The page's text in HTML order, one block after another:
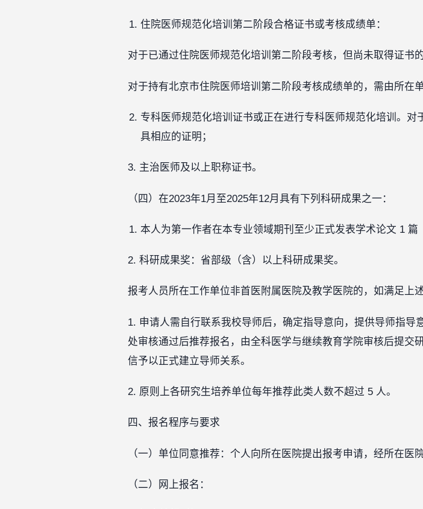
住院医师规范化培训第二阶段合格证书或考核成绩单：
对于已通过住院医师规范化培训第二阶段考核，但尚未取得证书
对于持有北京市住院医师培训第二阶段考核成绩单的，需由所在
专科医师规范化培训证书或正在进行专科医师规范化培训。
具相应的证明；
3. 主治医师及以上职称证书。
（四）在2023年1月至2025年12月具有下列科研成果之一：
本人为第一作者在本专业领域期刊至少正式发表学术论文 1 篇
2. 科研成果奖：省部级（含）以上科研成果奖。
报考人员所在工作单位非首医附属医院及教学医院的，如满足上
1. 申请人需自行联系我校导师后，确定指导意向，提供导师指
处审核通过后推荐报名，由全科医学与继续教育学院审核后提交
信予以正式建立导师关系。
2. 原则上各研究生培养单位每年推荐此类人数不超过 5 人。
四、报名程序与要求
（一）单位同意推荐：个人向所在医院提出报考申请，经所在医
（二）网上报名：